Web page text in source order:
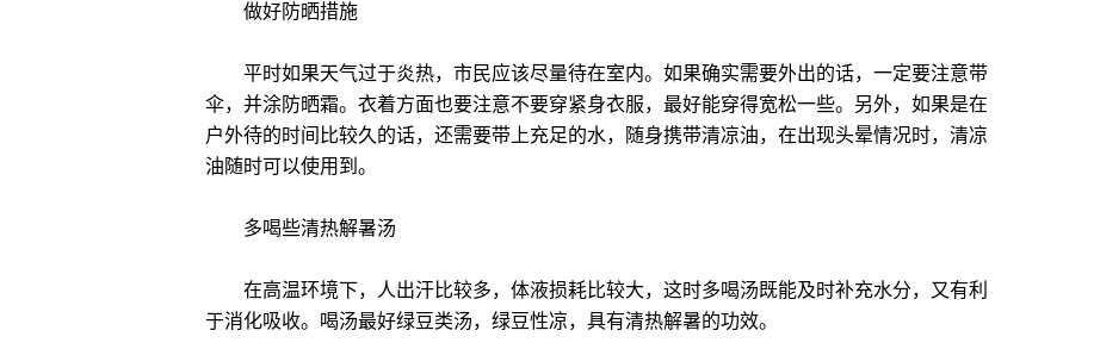
做好防晒措施
平时如果天气过于炎热，市民应该尽量待在室内。如果确实需要外出的话，一定要注意带
伞，并涂防晒霜。衣着方面也要注意不要穿紧身衣服，最好能穿得宽松一些。另外，如果是在
户外待的时间比较久的话，还需要带上充足的水，随身携带清凉油，在出现头晕情况时，清凉
油随时可以使用到。
多喝些清热解暑汤
在高温环境下，人出汗比较多，体液损耗比较大，这时多喝汤既能及时补充水分，又有利
于消化吸收。喝汤最好绿豆类汤，绿豆性凉，具有清热解暑的功效。